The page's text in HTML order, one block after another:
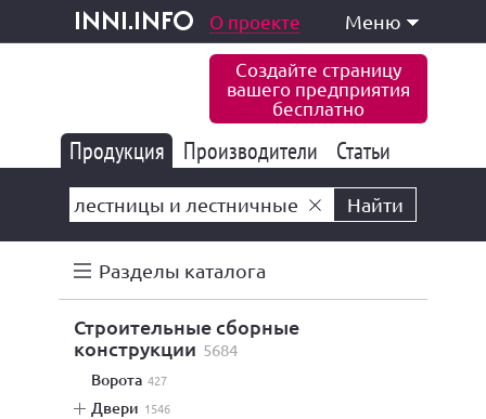
inni.info
и услуги О проекте Меню
Создайте страницу
вашего предприятия
бесплатно
Продукция 177 847
Производители 6 777
Статьи
Найти
Разделы каталога
строительные сборные
конструкции 5684
ворота 427
двери 1546